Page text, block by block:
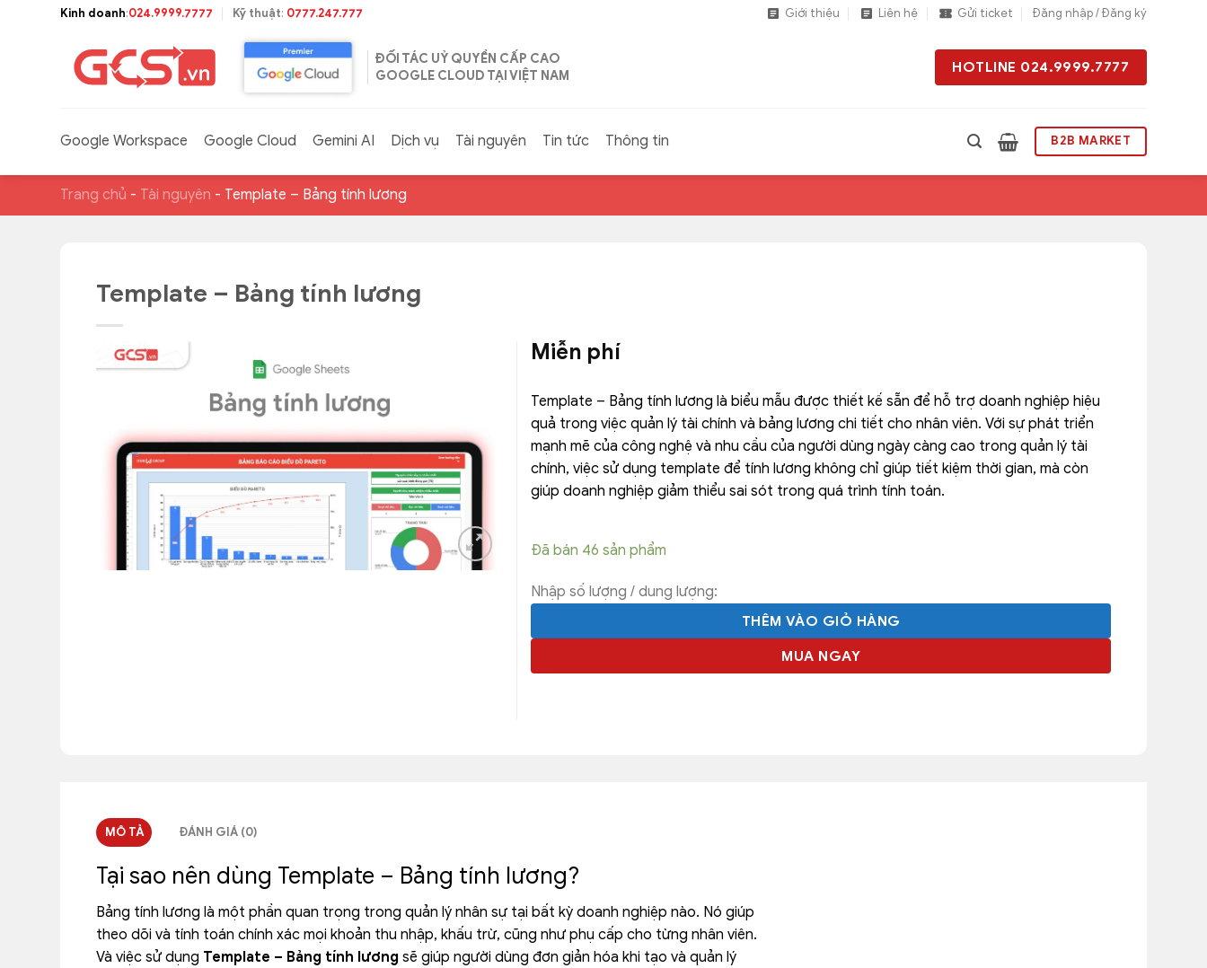
Kinh doanh:024.9999.7777 Kỹ thuật: 0777.247.777 Giới thiệu Liên hệ Gửi ticket Đăng nhập / Đăng ký
ĐỐI TÁC UỶ QUYỀN CẤP CAO
GOOGLE CLOUD TẠI VIỆT NAM
HOTLINE 024.9999.7777
Google Workspace Google Cloud Gemini AI Dịch vụ Tài nguyên Tin tức Thông tin B2B MARKET
Trang chủ - Tài nguyên - Template – Bảng tính lương
Template – Bảng tính lương
Miễn phí
Template – Bảng tính lương là biểu mẫu được thiết kế sẵn để hỗ trợ doanh nghiệp hiệu
quả trong việc quản lý tài chính và bảng lương chi tiết cho nhân viên. Với sự phát triển
mạnh mẽ của công nghệ và nhu cầu của người dùng ngày càng cao trong quản lý tài
chính, việc sử dụng template để tính lương không chỉ giúp tiết kiệm thời gian, mà còn
giúp doanh nghiệp giảm thiểu sai sót trong quá trình tính toán.
Đã bán 46 sản phẩm
Nhập số lượng / dung lượng:
THÊM VÀO GIỎ HÀNG
MUA NGAY
MÔ TẢ ĐÁNH GIÁ (0)
Tại sao nên dùng Template – Bảng tính lương?
Bảng tính lương là một phần quan trọng trong quản lý nhân sự tại bất kỳ doanh nghiệp nào. Nó giúp
theo dõi và tính toán chính xác mọi khoản thu nhập, khấu trừ, cũng như phụ cấp cho từng nhân viên.
Và việc sử dụng Template – Bảng tính lương sẽ giúp người dùng đơn giản hóa khi tạo và quản lý